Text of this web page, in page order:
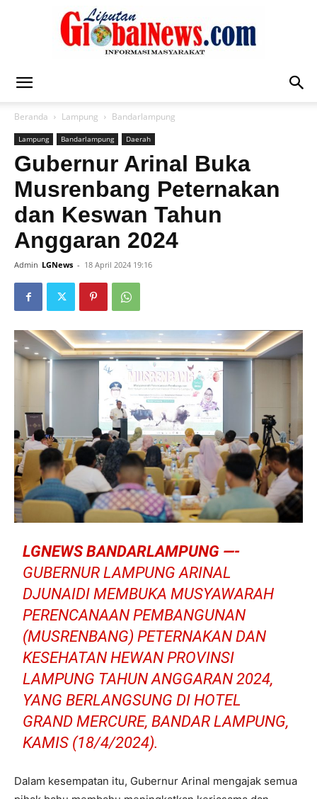
Global
News
Beranda Lampung Bandarlampung
Lampung Bandarlampung Daerah
Gubernur Arinal Buka
Musrenbang Peternakan
dan Keswan Tahun
Anggaran 2024
Admin LGNews - 18 April 2024 19:16
LGNEWS BANDARLAMPUNG —-
GUBERNUR LAMPUNG ARINAL
DJUNAIDI MEMBUKA MUSYAWARAH
PERENCANAAN PEMBANGUNAN
(MUSRENBANG) PETERNAKAN DAN
KESEHATAN HEWAN PROVINSI
LAMPUNG TAHUN ANGGARAN 2024,
YANG BERLANGSUNG DI HOTEL
GRAND MERCURE, BANDAR LAMPUNG,
KAMIS (18/4/2024).
Dalam kesempatan itu, Gubernur Arinal mengajak semua